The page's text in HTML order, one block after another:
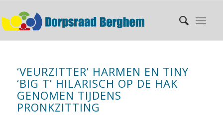
‘VEURZITTER’ HARMEN EN TINY
‘BIG T’ HILARISCH OP DE HAK
GENOMEN TIJDENS
PRONKZITTING